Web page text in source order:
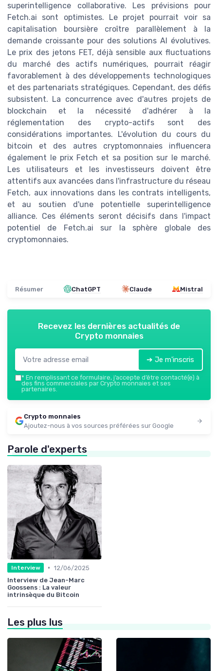
superintelligence collaborative. Les prévisions pour
Fetch.ai sont optimistes. Le projet pourrait voir sa
capitalisation boursière croître parallèlement à la
demande croissante pour des solutions AI évolutives.
Le prix des jetons FET, déjà sensible aux fluctuations
du marché des actifs numériques, pourrait réagir
favorablement à des développements technologiques
et des partenariats stratégiques. Cependant, des défis
subsistent. La concurrence avec d'autres projets de
blockchain et la nécessité d'adhérer à la
réglementation des crypto-actifs sont des
considérations importantes. L'évolution du cours du
bitcoin et des autres cryptomonnaies influencera
également le prix Fetch et sa position sur le marché.
Les utilisateurs et les investisseurs doivent être
attentifs aux avancées dans l'infrastructure du réseau
Fetch, aux innovations dans les contrats intelligents,
et au soutien d'une potentielle superintelligence
alliance. Ces éléments seront décisifs dans l'impact
potentiel de Fetch.ai sur la sphère globale des
cryptomonnaies.
Résumer ChatGPT Claude Mistral
Recevez les dernières actualités de
Crypto monnaies
➔ Je m'inscris
* En remplissant ce formulaire, j’accepte d’être contacté(e) à
des fins commerciales par Crypto monnaies et ses
partenaires.
Crypto monnaies
Ajoutez-nous à vos sources préférées sur Google
Parole d'experts
Interview • 12/06/2025
Interview de Jean-Marc
Goossens : La valeur
intrinsèque du Bitcoin
Les plus lus